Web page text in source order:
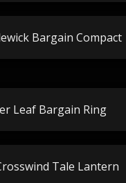
Bargain Compact
Leaf Bargain Ring
Tale Lantern